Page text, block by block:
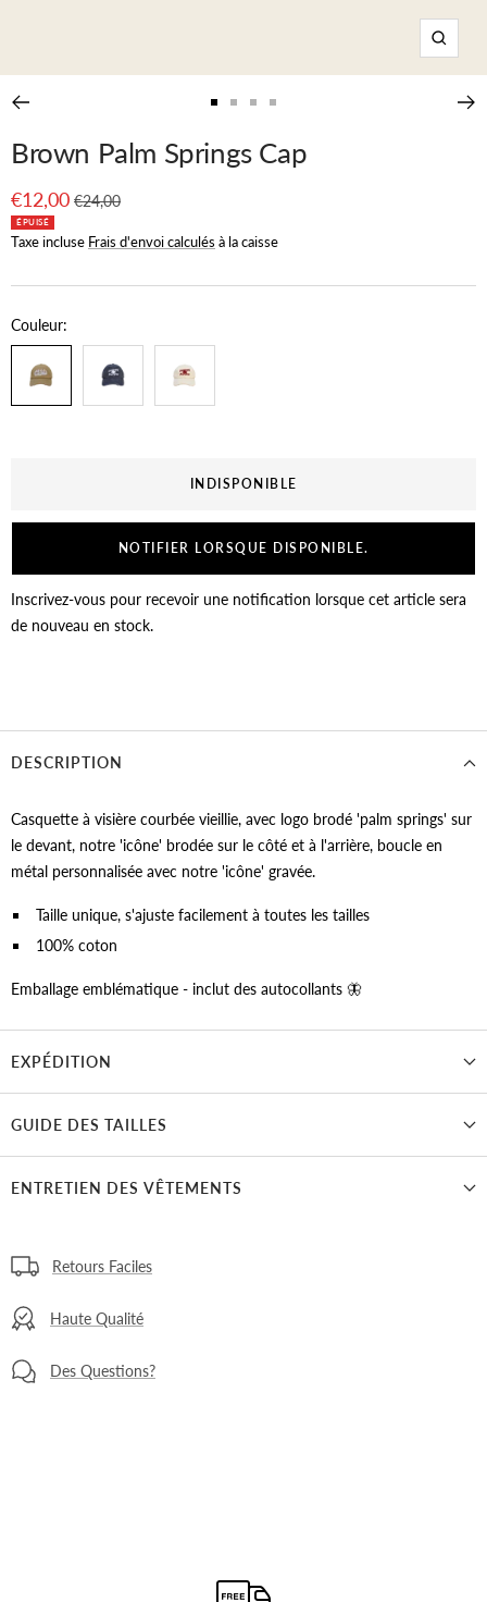
Zoom
slideslideslide
au
slide
Brown Palm Springs Cap
Prix
de
€12,00 Prix
€24,00
ÉPUISÉ
Taxe incluse Frais d'envoi calculés à la caisse
Couleur:
INDISPONIBLE
NOTIFIER LORSQUE DISPONIBLE.
Inscrivez-vous pour recevoir une notification lorsque cet article sera
de nouveau en stock.
DESCRIPTION
Casquette à visière courbée vieillie, avec logo brodé 'palm springs' sur
le devant, notre 'icône' brodée sur le côté et à l'arrière, boucle en
métal personnalisée avec notre 'icône' gravée.
Taille unique, s'ajuste facilement à toutes les tailles
100% coton
Emballage emblématique - inclut des autocollants 🦋
EXPÉDITION
GUIDE DES TAILLES
ENTRETIEN DES VÊTEMENTS
Retours Faciles
Haute Qualité
Des Questions?